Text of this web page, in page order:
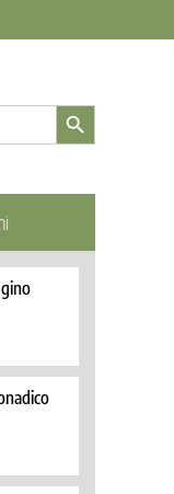
Search Button